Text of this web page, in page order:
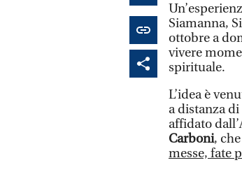
Siamanna,
ottobre a
vivere
spirituale.
L’idea è
a distanza
affidato
Carboni,
messe, fate